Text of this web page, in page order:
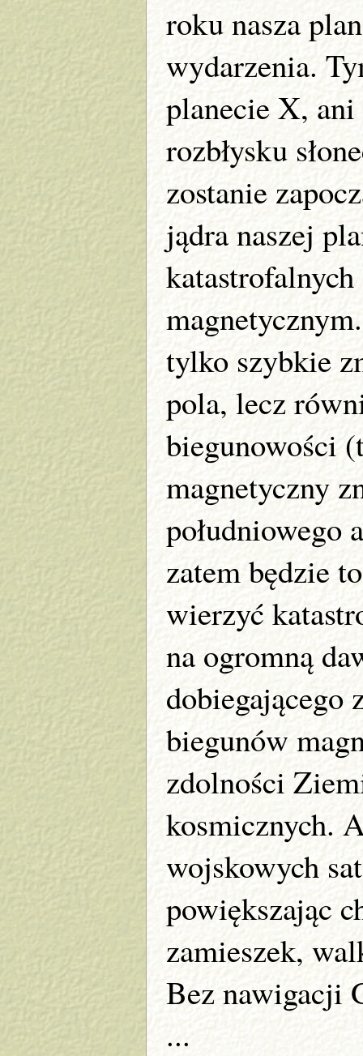
roku nasza
wydarzenia.
planecie X,
rozbłysku
zostanie
jądra naszej
tylko szybkie
pola, lecz
biegunowości
magnetyczny
południowego
zatem będzie
wierzyć
na ogromną
dobiegającego
biegunów
zdolności
kosmicznych.
wojskowych
powiększając
zamieszek,
Bez nawigacji
...